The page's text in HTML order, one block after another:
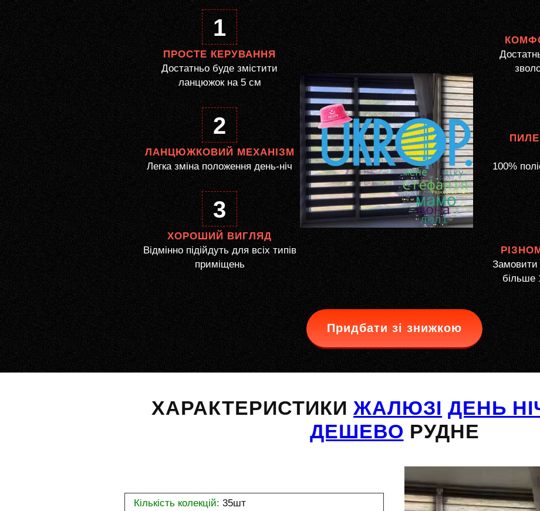
1
ПРОСТЕ КЕРУВАННЯ
Достатньо буде змістити
ланцюжок на 5 см
2
ЛАНЦЮЖКОВИЙ МЕХАНІЗМ
Легка зміна положення день-ніч
3
ХОРОШИЙ ВИГЛЯД
Відмінно підійдуть для всіх типів
приміщень
100%
Замовити
більше
Придбати зі знижкою
ХАРАКТЕРИСТИКИ ЖАЛЮЗІ ДЕНЬ
ДЕШЕВО РУДНЕ
Кількість колекцій: 35шт